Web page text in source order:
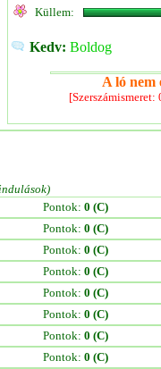
Küllem:
Kedv: Boldog
A ló nem
Pontok: 0 (C)
Pontok: 0 (C)
Pontok: 0 (C)
Pontok: 0 (C)
Pontok: 0 (C)
Pontok: 0 (C)
Pontok: 0 (C)
Pontok: 0 (C)